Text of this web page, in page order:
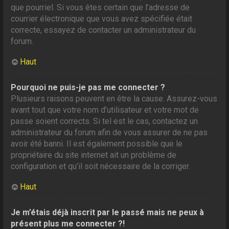
que pourriel. Si vous êtes certain que l’adresse de
courrier électronique que vous avez spécifiée était
correcte, essayez de contacter un administrateur du
forum.
Haut
Pourquoi ne puis-je pas me connecter ?
Plusieurs raisons peuvent en être la cause. Assurez-vous
avant tout que votre nom d’utilisateur et votre mot de
passe soient corrects. Si tel est le cas, contactez un
administrateur du forum afin de vous assurer de ne pas
avoir été banni. Il est également possible que le
propriétaire du site internet ait un problème de
configuration et qu’il soit nécessaire de la corriger.
Haut
Je m’étais déjà inscrit par le passé mais ne peux à
présent plus me connecter ?!